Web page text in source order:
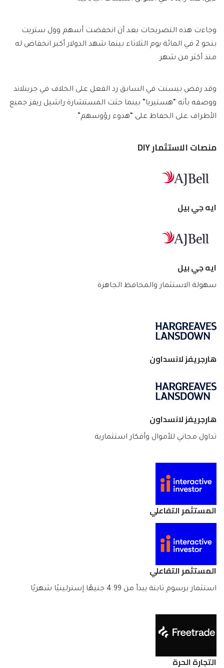
وجاءت هذه التصريحات بعد أن انخفضت أسهم وول ستريت
بنحو 2 في المائة يوم الثلاثاء بينما شهد الدولار أكبر انخفاض له
منذ أكثر من شهر.
وقد رفض بيسنت في السابق رد الفعل على الخلاف في جرينلاند
ووصفه بأنه “هستيريا” بينما حثت المستشارة راشيل ريفز جميع
الأطراف على الحفاظ على “هدوء رؤوسهم”.
منصات الاستثمار DIY
ايه جي بيل
ايه جي بيل
سهولة الاستثمار والمحافظ الجاهزة
هارجريفز لانسداون
هارجريفز لانسداون
تداول مجاني للأموال وأفكار استثمارية
المستثمر التفاعلي
المستثمر التفاعلي
استثمار برسوم ثابتة يبدأ من 4.99 جنيهًا إسترلينيًا شهريًا
التجارة الحرة